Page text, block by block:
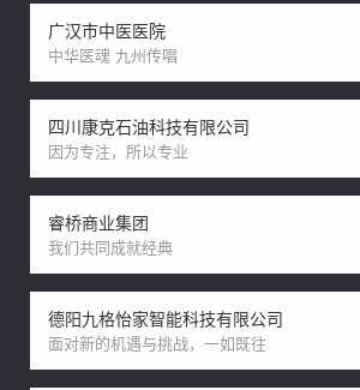
广汉市中医医院
中华医魂 九州传唱
四川康克石油科技有限公司
因为专注，所以专业
睿桥商业集团
我们共同成就经典
德阳九格怡家智能科技有限公司
面对新的机遇与挑战，一如既往